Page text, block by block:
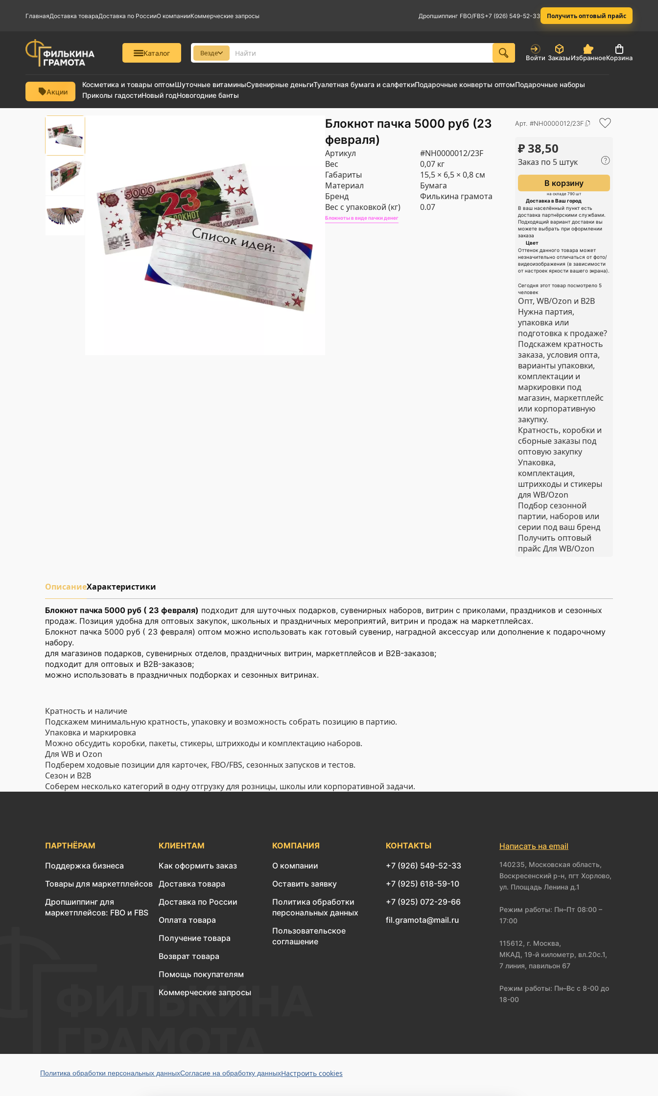
ГлавнаяДоставка товараДоставка по РоссииО компанииКоммерческие запросы Дропшиппинг FBO/FBS+7 (926) 549-52-33 Получить оптовый прайс
Каталог Везде
Войти ЗаказыИзбранноеКорзина
Акции
Косметика и товары оптомШуточные витаминыСувенирные деньгиТуалетная бумага и салфеткиПодарочные конверты оптомПодарочные наборы
Приколы гадостиНовый годНовогодние банты
Блокнот пачка 5000 руб (23
февраля)
Артикул
#NH0000012/23F
Вес
0,07 кг
Габариты
15,5 × 6,5 × 0,8 см
Материал
Бумага
Бренд
Филькина грамота
Вес с упаковкой (кг)
0.07
Блокноты в виде пачки денег
Арт. #NH0000012/23F
₽ 38,50
Заказ по 5 штук
В корзину
на складе 790 шт
Доставка в Ваш город
В ваш населённый пункт есть
доставка партнёрскими службами.
Подходящий вариант доставки вы
можете выбрать при оформлении
заказа
Цвет
Оттенок данного товара может
незначительно отличаться от фото/
видеоизображения (в зависимости
от настроек яркости вашего экрана).
Сегодня этот товар посмотрело 5
человек
Опт, WB/Ozon и B2B
Нужна партия,
упаковка или
подготовка к продаже?
Подскажем кратность
заказа, условия опта,
варианты упаковки,
комплектации и
маркировки под
магазин, маркетплейс
или корпоративную
закупку.
Кратность, коробки и
сборные заказы под
оптовую закупку
Упаковка,
комплектация,
штрихкоды и стикеры
для WB/Ozon
Подбор сезонной
партии, наборов или
серии под ваш бренд
Получить оптовый
прайс Для WB/Ozon
ОписаниеХарактеристики
Блокнот пачка 5000 руб ( 23 февраля) подходит для шуточных подарков, сувенирных наборов, витрин с приколами, праздников и сезонных
продаж. Позиция удобна для оптовых закупок, школьных и праздничных мероприятий, витрин и продаж на маркетплейсах.
Блокнот пачка 5000 руб ( 23 февраля) оптом можно использовать как готовый сувенир, наградной аксессуар или дополнение к подарочному
набору.
для магазинов подарков, сувенирных отделов, праздничных витрин, маркетплейсов и B2B-заказов;
подходит для оптовых и B2B-заказов;
можно использовать в праздничных подборках и сезонных витринах.
Кратность и наличие
Подскажем минимальную кратность, упаковку и возможность собрать позицию в партию.
Упаковка и маркировка
Можно обсудить коробки, пакеты, стикеры, штрихкоды и комплектацию наборов.
Для WB и Ozon
Подберем ходовые позиции для карточек, FBO/FBS, сезонных запусков и тестов.
Сезон и B2B
Соберем несколько категорий в одну отгрузку для розницы, школы или корпоративной задачи.
ПАРТНЁРАМ
Поддержка бизнеса
Товары для маркетплейсов
Дропшиппинг для
маркетплейсов: FBO и FBS
КЛИЕНТАМ
Как оформить заказ
Доставка товара
Доставка по России
Оплата товара
Получение товара
Возврат товара
Помощь покупателям
Коммерческие запросы
КОМПАНИЯ
О компании
Оставить заявку
Политика обработки
персональных данных
Пользовательское
соглашение
КОНТАКТЫ
+7 (926) 549-52-33
+7 (925) 618-59-10
+7 (925) 072-29-66
fil.gramota@mail.ru
Написать на email
140235, Московская область,
Воскресенский р-н, пгт Хорлово,
ул. Площадь Ленина д.1
Режим работы: Пн–Пт 08:00 –
17:00
115612, г. Москва,
МКАД, 19-й километр, вл.20с.1,
7 линия, павильон 67
Режим работы: Пн–Вс с 8-00 до
18-00
Политика обработки персональных данныхСогласие на обработку данныхНастроить cookies